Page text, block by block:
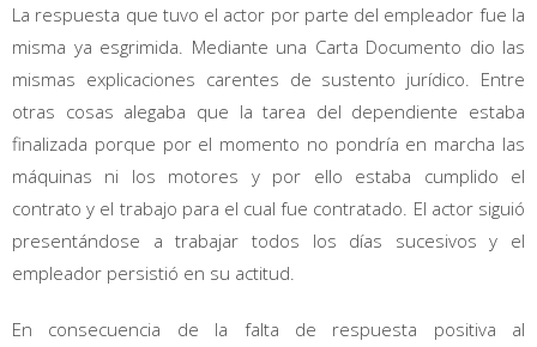
La respuesta que tuvo el actor por parte del empleador fue la
misma ya esgrimida. Mediante una Carta Documento dio las
mismas explicaciones carentes de sustento jurídico. Entre
otras cosas alegaba que la tarea del dependiente estaba
finalizada porque por el momento no pondría en marcha las
máquinas ni los motores y por ello estaba cumplido el
contrato y el trabajo para el cual fue contratado. El actor siguió
presentándose a trabajar todos los días sucesivos y el
empleador persistió en su actitud.
En consecuencia de la falta de respuesta positiva al